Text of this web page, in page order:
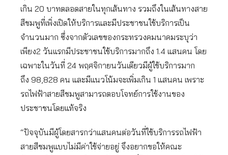
เกิน 20 บาทตลอดสายในทุกเส้นทาง รวมถึงในเส้นทางสาย
สีชมพูที่เพิ่งเปิดให้บริการและมีประชาชนใช้บริการเป็น
จำนวนมาก ซึ่งจากตัวเลขของกระทรวงคมนาคมระบุว่า
เพียง2 วันแรกมีประชาชนใช้บริการมากถึง 1.4 แสนคน โดย
เฉพาะในวันที่ 24 พฤศจิกายนวันเดียวมีผู้ใช้บริการมาก
ถึง 98,828 คน และมีแนวโน้มจะเพิ่มเกิน 1 แสนคน เพราะ
รถไฟฟ้าสายสีชมพูสามารถตอบโจทย์การใช้งานของ
ประชาชนโดยแท้จริง
“ปัจจุบันมีผู้โดยสารกว่าแสนคนต่อวันที่ใช้บริการรถไฟฟ้า
สายสีชมพูแบบไม่มีค่าใช้จ่ายอยู่ จึงอยากขอให้คณะ